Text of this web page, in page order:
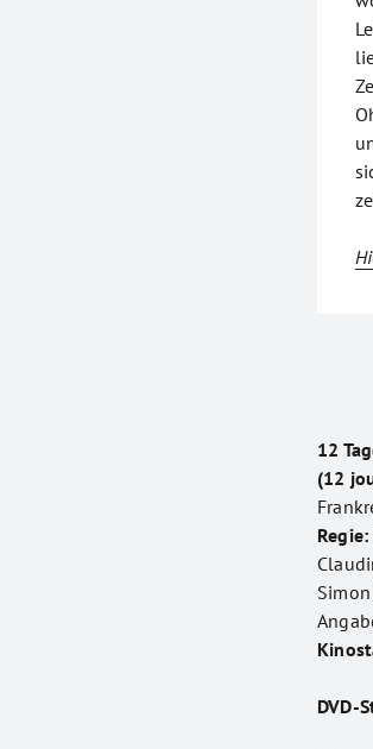
12
(12
Regie:
DVD-